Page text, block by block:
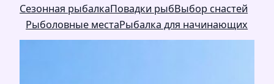
Сезонная рыбалкаПовадки рыбВыбор снастей
Рыболовные местаРыбалка для начинающих